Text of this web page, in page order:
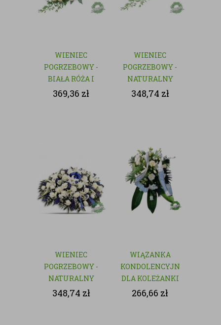
WIENIEC
POGRZEBOWY -
BIAŁA RÓŻA I
GOŹDZIK
369,36 zł
WIENIEC
POGRZEBOWY -
NATURALNY
348,74 zł
WIENIEC
POGRZEBOWY -
NATURALNY
348,74 zł
WIĄZANKA
KONDOLENCYJNA
DLA KOLEŻANKI
Z PRACY
266,66 zł